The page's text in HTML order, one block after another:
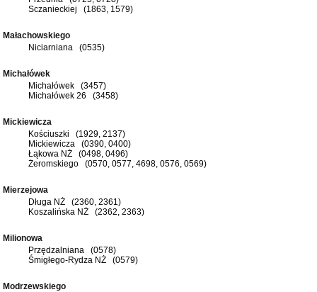
Sczanieckiej (1863, 1579)
Małachowskiego
Niciarniana (0535)
Michałówek
Michałówek (3457)
Michałówek 26 (3458)
Mickiewicza
Kościuszki (1929, 2137)
Mickiewicza (0390, 0400)
Łąkowa NŻ (0498, 0496)
Żeromskiego (0570, 0577, 4698, 0576, 0569)
Mierzejowa
Długa NŻ (2360, 2361)
Koszalińska NŻ (2362, 2363)
Milionowa
Przędzalniana (0578)
Śmigłego-Rydza NŻ (0579)
Modrzewskiego